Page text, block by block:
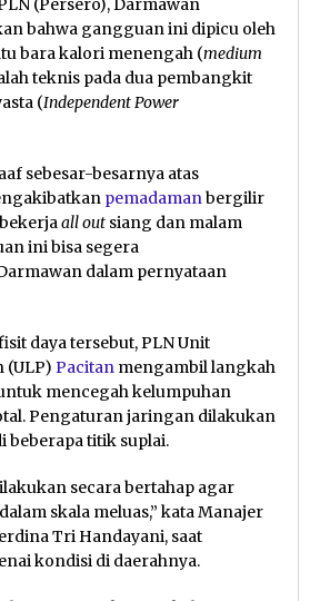
(Persero), Darmawan
bahwa gangguan ini dipicu oleh
bara kalori menengah (medium
teknis pada dua pembangkit
(Independent Power
sebesar-besarnya atas
pemadamanbergilir
all out siang dan malam
ini bisa segera
dalam pernyataan
daya tersebut, PLN Unit
(ULP) Pacitan mengambil langkah
mencegah kelumpuhan
Pengaturan jaringan dilakukan
beberapa titik suplai.
secara bertahap agar
skala meluas,” kata Manajer
Tri Handayani, saat
kondisi di daerahnya.